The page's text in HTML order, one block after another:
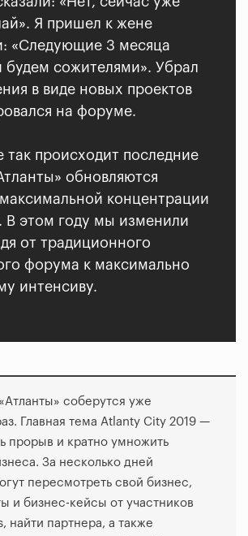
Я пришел к жене
«Следующие 3 месяца
будем сожителями». Убрал
в виде новых проектов
на форуме.
так происходит последние
обновляются
концентрации
В этом году мы изменили
от традиционного
форума к максимально
интенсиву.
соберутся уже
Главная тема Atlanty City 2019 —
прорыв и кратно умножить
За несколько дней
пересмотреть свой бизнес,
и бизнес-кейсы от участников
найти партнера, а также